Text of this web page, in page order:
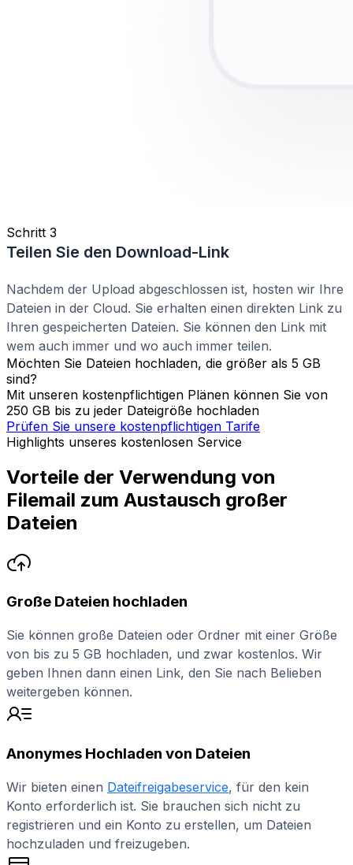
Schritt 3
Teilen Sie den Download-Link
Nachdem der Upload abgeschlossen ist, hosten wir Ihre
Dateien in der Cloud. Sie erhalten einen direkten Link zu
Ihren gespeicherten Dateien. Sie können den Link mit
wem auch immer und wo auch immer teilen.
Möchten Sie Dateien hochladen, die größer als 5 GB
sind?
Mit unseren kostenpflichtigen Plänen können Sie von
250 GB bis zu jeder Dateigröße hochladen
Prüfen Sie unsere kostenpflichtigen Tarife
Highlights unseres kostenlosen Service
Vorteile der Verwendung von
Filemail zum Austausch großer
Dateien
Große Dateien hochladen
Sie können große Dateien oder Ordner mit einer Größe
von bis zu 5 GB hochladen, und zwar kostenlos. Wir
geben Ihnen dann einen Link, den Sie nach Belieben
weitergeben können.
Anonymes Hochladen von Dateien
Wir bieten einen Dateifreigabeservice, für den kein
Konto erforderlich ist. Sie brauchen sich nicht zu
registrieren und ein Konto zu erstellen, um Dateien
hochzuladen und freizugeben.